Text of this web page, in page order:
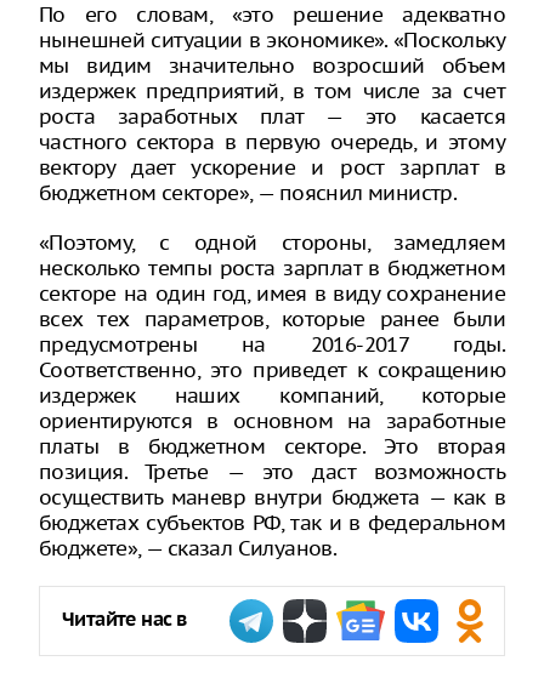
По его словам, «это решение адекватно
нынешней ситуации в экономике». «Поскольку
мы видим значительно возросший объем
издержек предприятий, в том числе за счет
роста заработных плат — это касается
частного сектора в первую очередь, и этому
вектору дает ускорение и рост зарплат в
бюджетном секторе», — пояснил министр.
«Поэтому, с одной стороны, замедляем
несколько темпы роста зарплат в бюджетном
секторе на один год, имея в виду сохранение
всех тех параметров, которые ранее были
предусмотрены на 2016-2017 годы.
Соответственно, это приведет к сокращению
издержек наших компаний, которые
ориентируются в основном на заработные
платы в бюджетном секторе. Это вторая
позиция. Третье — это даст возможность
осуществить маневр внутри бюджета — как в
бюджетах субъектов РФ, так и в федеральном
бюджете», — сказал Силуанов.
Читайте нас в